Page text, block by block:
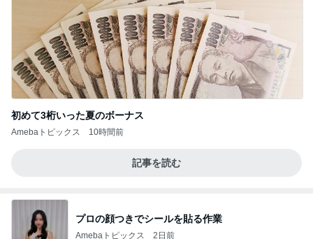
初めて3桁いった夏のボーナス
Amebaトピックス 10時間前
記事を読む
プロの顔つきでシールを貼る作業
Amebaトピックス 2日前